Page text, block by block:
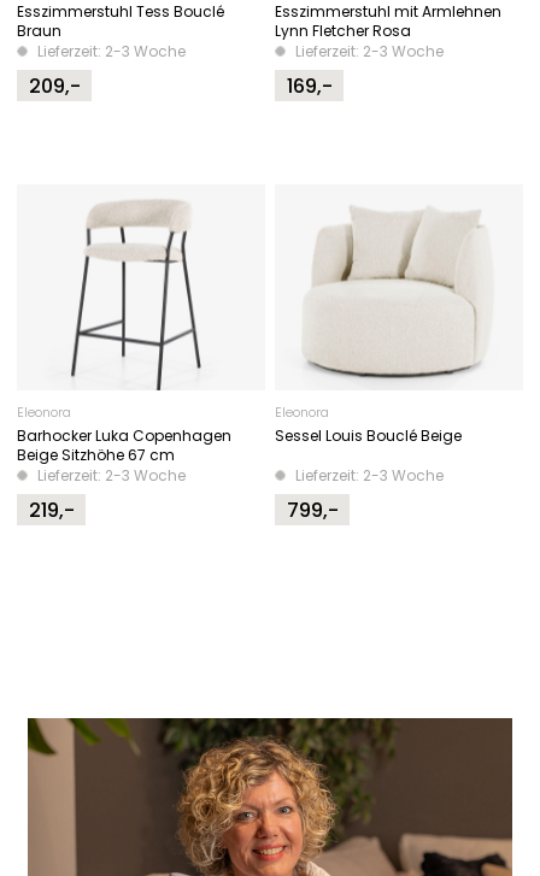
Esszimmerstuhl Tess Bouclé
Braun
Lieferzeit: 2-3 Woche
209,-
Esszimmerstuhl mit Armlehnen
Lynn Fletcher Rosa
Lieferzeit: 2-3 Woche
169,-
Eleonora
Barhocker Luka Copenhagen
Beige Sitzhöhe 67 cm
Lieferzeit: 2-3 Woche
219,-
Eleonora
Sessel Louis Bouclé Beige
Lieferzeit: 2-3 Woche
799,-